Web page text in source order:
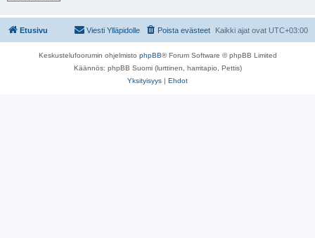
Etusivu Kaikki ajat ovat UTC+03:00
Poista evästeet
Viesti Ylläpidolle
Keskustelufoorumin ohjelmisto phpBB® Forum Software © phpBB Limited
Käännös: phpBB Suomi (lurttinen, harritapio, Pettis)
Yksityisyys | Ehdot